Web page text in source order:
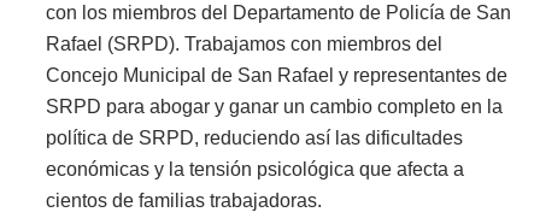
con los miembros del Departamento de Policía de San
Rafael (SRPD). Trabajamos con miembros del
Concejo Municipal de San Rafael y representantes de
SRPD para abogar y ganar un cambio completo en la
política de SRPD, reduciendo así las dificultades
económicas y la tensión psicológica que afecta a
cientos de familias trabajadoras.